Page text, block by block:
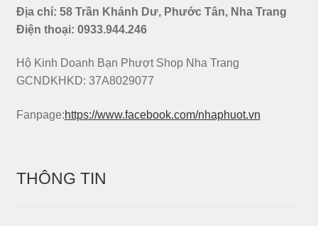
Địa chỉ: 58 Trần Khánh Dư, Phước Tân, Nha Trang
Điện thoại: 0933.944.246
Hộ Kinh Doanh Bạn Phượt Shop Nha Trang
GCNDKHKD: 37A8029077
Fanpage:https://www.facebook.com/nhaphuot.vn
THÔNG TIN